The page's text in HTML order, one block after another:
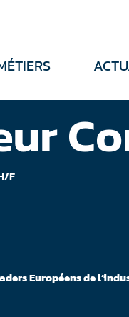
F
Européens de